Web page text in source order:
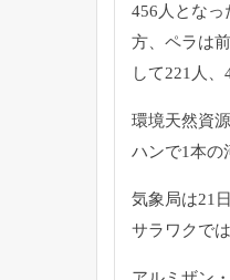
456人となっ
方、 ペラは
して221人、
環境天然資
ハンで1本の
気象局は21
サラワクで